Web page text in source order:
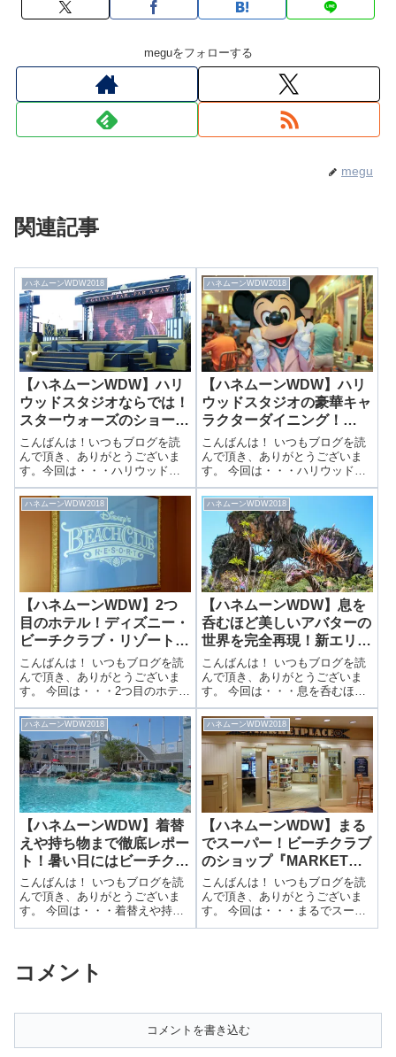
meguをフォローする
megu
関連記事
ハネムーンWDW2018
【ハネムーンWDW】ハリ
ウッドスタジオならでは！
スターウォーズのショーと
ロックンローラーコースタ
ーはファン必見！
こんばんは！いつもブログを読
んで頂き、ありがとうございま
す。今回は・・・ハリウッドス
タジオならでは！スターウォー
ズのショーとロックンローラー
コースターはファン必見！前回
はキャラクターダイニング“ハリ
ウッド&バイン”についてご紹介
しました🎉▶...
ハネムーンWDW2018
【ハネムーンWDW】ハリ
ウッドスタジオの豪華キャ
ラクターダイニング！
Hollywood&Vineでディナ
ー！
こんばんは！ いつもブログを読
んで頂き、ありがとうございま
す。 今回は・・・ハリウッドス
タジオの豪華キャラクターダイ
ニング！Hollywood&Vineでディ
ナー！前回はビーチクラブのシ
ョップについてご紹介しました
🎉▶ まるでスーパー！ビー...
ハネムーンWDW2018
【ハネムーンWDW】2つ
目のホテル！ディズニー・
ビーチクラブ・リゾートの
お部屋レポート
こんばんは！ いつもブログを読
んで頂き、ありがとうございま
す。 今回は・・・2つ目のホテ
ル！ディズニー・ビーチクラ
ブ・リゾートのお部屋レポート
前回はアニマルキングダムとお
別れしてビーチクラブに移動し
てきました🎉▶ アニマルキング
ダムのスタバ...
ハネムーンWDW2018
【ハネムーンWDW】息を
呑むほど美しいアバターの
世界を完全再現！新エリ
ア、パンドラをご紹介！
こんばんは！ いつもブログを読
んで頂き、ありがとうございま
す。 今回は・・・息を呑むほど
美しいアバターの世界を完全再
現！新エリア、パンドラをご紹
介！前回はマジックバンド故
障？のハプニングについてご紹
介しました🎉▶ 食後の散策で発
覚！大ピンチ...
ハネムーンWDW2018
【ハネムーンWDW】着替
えや持ち物まで徹底レポー
ト！暑い日にはビーチクラ
ブの巨大プールがおすす
め！
こんばんは！ いつもブログを読
んで頂き、ありがとうございま
す。 今回は・・・着替えや持ち
物まで徹底レポート！暑い日に
食についてご紹介しました🎉▶
ここまで来る価値がある！美味
ハネムーンWDW2018
【ハネムーンWDW】まる
でスーパー！ビーチクラブ
のショップ『MARKET
PLACE』
こんばんは！ いつもブログを読
んで頂き、ありがとうございま
す。 今回は・・・まるでスーパ
ー！ビーチクラブのショップ
コメント
コメントを書き込む